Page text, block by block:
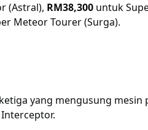
(Astral), RM38,300 untuk
Meteor Tourer (Surga).
yang mengusung mesin